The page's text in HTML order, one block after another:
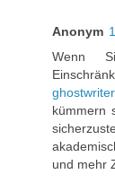
Anonym
Wenn
kümmern
und mehr